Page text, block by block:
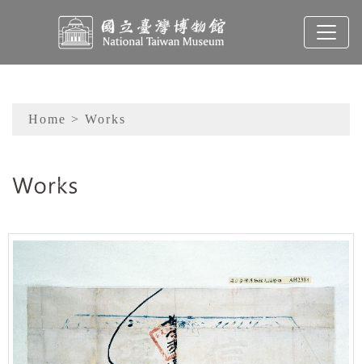
Sitemap
Home > Works